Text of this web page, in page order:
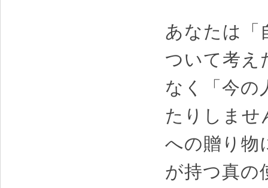
あなたは「
ついて考え
なく「今の
たりしませ
への贈り物
が持つ真の